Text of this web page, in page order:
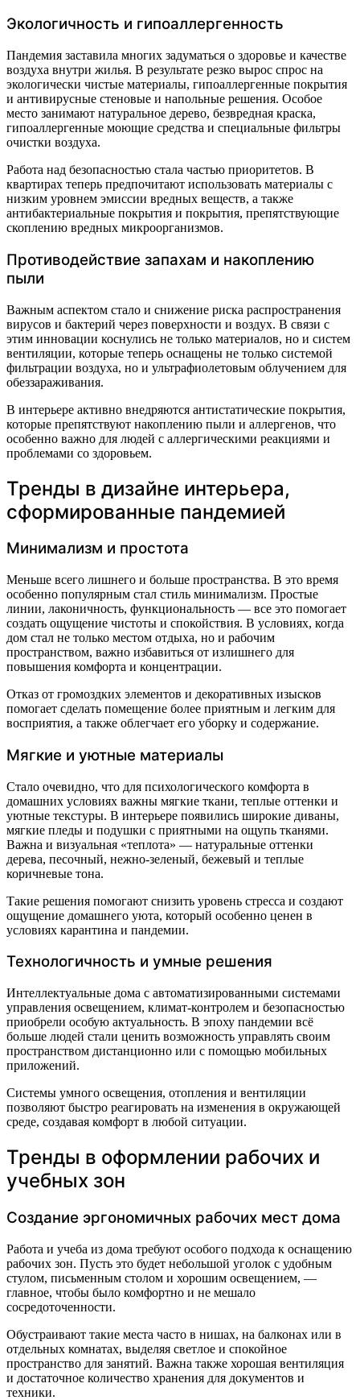
Экологичность и гипоаллергенность
Пандемия заставила многих задуматься о здоровье и качестве
воздуха внутри жилья. В результате резко вырос спрос на
экологически чистые материалы, гипоаллергенные покрытия
и антивирусные стеновые и напольные решения. Особое
место занимают натуральное дерево, безвредная краска,
гипоаллергенные моющие средства и специальные фильтры
очистки воздуха.
Работа над безопасностью стала частью приоритетов. В
квартирах теперь предпочитают использовать материалы с
низким уровнем эмиссии вредных веществ, а также
антибактериальные покрытия и покрытия, препятствующие
скоплению вредных микроорганизмов.
Противодействие запахам и накоплению
пыли
Важным аспектом стало и снижение риска распространения
вирусов и бактерий через поверхности и воздух. В связи с
этим инновации коснулись не только материалов, но и систем
вентиляции, которые теперь оснащены не только системой
фильтрации воздуха, но и ультрафиолетовым облучением для
обеззараживания.
В интерьере активно внедряются антистатические покрытия,
которые препятствуют накоплению пыли и аллергенов, что
особенно важно для людей с аллергическими реакциями и
проблемами со здоровьем.
Тренды в дизайне интерьера,
сформированные пандемией
Минимализм и простота
Меньше всего лишнего и больше пространства. В это время
особенно популярным стал стиль минимализм. Простые
линии, лаконичность, функциональность — все это помогает
создать ощущение чистоты и спокойствия. В условиях, когда
дом стал не только местом отдыха, но и рабочим
пространством, важно избавиться от излишнего для
повышения комфорта и концентрации.
Отказ от громоздких элементов и декоративных изысков
помогает сделать помещение более приятным и легким для
восприятия, а также облегчает его уборку и содержание.
Мягкие и уютные материалы
Стало очевидно, что для психологического комфорта в
домашних условиях важны мягкие ткани, теплые оттенки и
уютные текстуры. В интерьере появились широкие диваны,
мягкие пледы и подушки с приятными на ощупь тканями.
Важна и визуальная «теплота» — натуральные оттенки
дерева, песочный, нежно-зеленый, бежевый и теплые
коричневые тона.
Такие решения помогают снизить уровень стресса и создают
ощущение домашнего уюта, который особенно ценен в
условиях карантина и пандемии.
Технологичность и умные решения
Интеллектуальные дома с автоматизированными системами
управления освещением, климат-контролем и безопасностью
приобрели особую актуальность. В эпоху пандемии всё
больше людей стали ценить возможность управлять своим
пространством дистанционно или с помощью мобильных
приложений.
Системы умного освещения, отопления и вентиляции
позволяют быстро реагировать на изменения в окружающей
среде, создавая комфорт в любой ситуации.
Тренды в оформлении рабочих и
учебных зон
Создание эргономичных рабочих мест дома
Работа и учеба из дома требуют особого подхода к оснащению
рабочих зон. Пусть это будет небольшой уголок с удобным
стулом, письменным столом и хорошим освещением, —
главное, чтобы было комфортно и не мешало
сосредоточенности.
Обустраивают такие места часто в нишах, на балконах или в
отдельных комнатах, выделяя светлое и спокойное
пространство для занятий. Важна также хорошая вентиляция
и достаточное количество хранения для документов и
техники.